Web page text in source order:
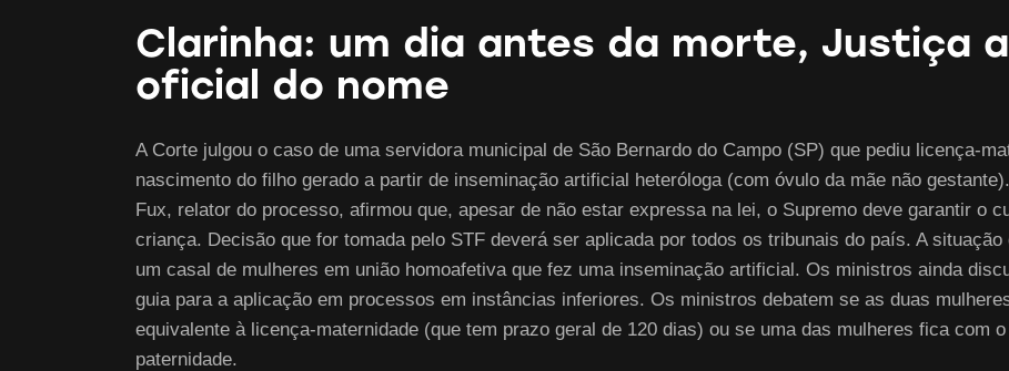
Clarinha: um dia antes da morte, Justiça
oficial do nome
A Corte julgou o caso de uma servidora municipal de São Bernardo do Campo (SP) que pediu licença-
nascimento do filho gerado a partir de inseminação artificial heteróloga (com óvulo da mãe não
Fux, relator do processo, afirmou que, apesar de não estar expressa na lei, o Supremo deve garantir o
criança. Decisão que for tomada pelo STF deverá ser aplicada por todos os tribunais do país. A
um casal de mulheres em união homoafetiva que fez uma inseminação artificial. Os ministros ainda
guia para a aplicação em processos em instâncias inferiores. Os ministros debatem se as duas
equivalente à licença-maternidade (que tem prazo geral de 120 dias) ou se uma das mulheres fica com
paternidade.